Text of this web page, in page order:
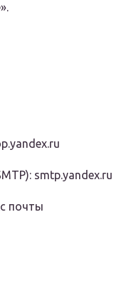
smtp.yandex.ru
почты